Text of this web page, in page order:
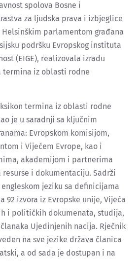
spolova Bosne i
za ljudska prava i izbjeglice
Helsinškim parlamentom građana
podršku Evropskog instituta
(EIGE), realizovala izradu
termina iz oblasti rodne
termina iz oblasti rodne
je u saradnji sa ključnim
Evropskom komisijom,
i Vijećem Evrope, kao i
akademijom i partnerima
resurse i dokumentaciju. Sadrži
jeziku sa definicijama
92 izvora iz Evropske unije, Vijeća
i političkih dokumenata, studija,
Ujedinjenih nacija. Rječnik
na sve jezike država članica
a od sada je dostupan i na